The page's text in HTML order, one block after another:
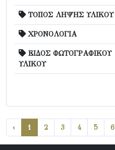
ΤΟΠΟΣ ΛΗΨΗΣ ΥΛΙΚΟΥ
ΧΡΟΝΟΛΟΓΙΑ
ΕΙΔΟΣ ΦΩΤΟΓΡΑΦΙΚΟΥ
ΥΛΙΚΟΥ
‹ 1 2 3 4 5 6